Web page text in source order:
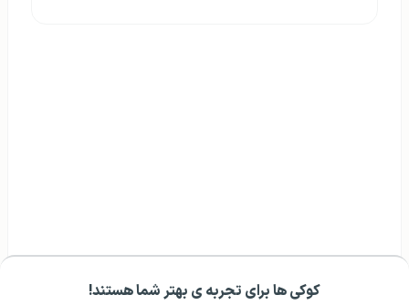
کوکی ها برای تجربه ی بهتر شما هستند!